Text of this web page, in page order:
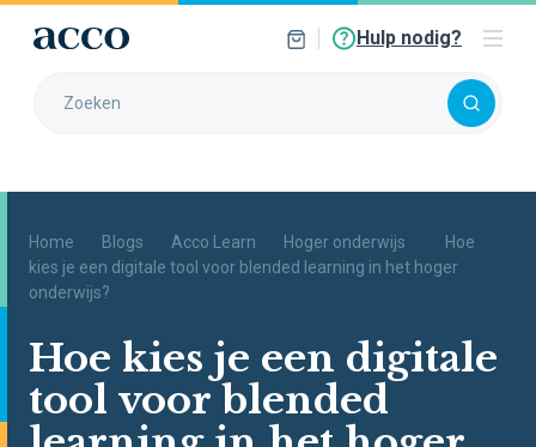
Hulp nodig?
Home Blogs Acco Learn Hoger onderwijs
Hoe
kies je een digitale tool voor blended learning in het hoger
onderwijs?
Hoe kies je een digitale
tool voor blended